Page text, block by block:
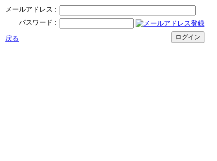
メールアドレス
パスワード
戻る